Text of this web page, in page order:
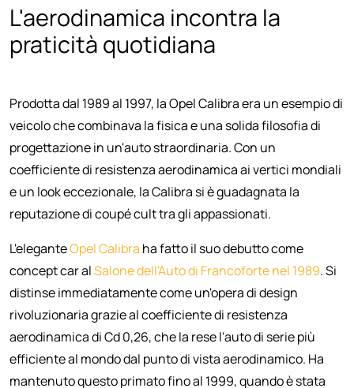
L'aerodinamica incontra la
praticità quotidiana
Prodotta dal 1989 al 1997, la Opel Calibra era un esempio di
veicolo che combinava la fisica e una solida filosofia di
progettazione in un'auto straordinaria. Con un
coefficiente di resistenza aerodinamica ai vertici mondiali
e un look eccezionale, la Calibra si è guadagnata la
reputazione di coupé cult tra gli appassionati.
L'eleganteOpel Calibra ha fatto il suo debutto come
concept car alSalone dell'Auto di Francoforte nel 1989. Si
distinse immediatamente come un'opera di design
rivoluzionaria grazie al coefficiente di resistenza
aerodinamica di Cd 0,26, che la rese l'auto di serie più
efficiente al mondo dal punto di vista aerodinamico. Ha
mantenuto questo primato fino al 1999, quando è stata